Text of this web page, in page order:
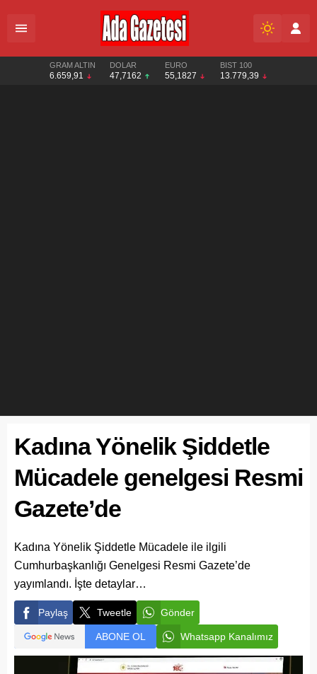
GRAM ALTIN
6.659,91
DOLAR
47,7162
EURO
55,1827
BIST 100
13.779,39
Kadına Yönelik Şiddetle
Mücadele genelgesi Resmi
Gazete’de
Kadına Yönelik Şiddetle Mücadele ile ilgili
Cumhurbaşkanlığı Genelgesi Resmi Gazete’de
yayımlandı. İşte detaylar…
Paylaş Tweetle Gönder
ABONE OL Whatsapp Kanalımız